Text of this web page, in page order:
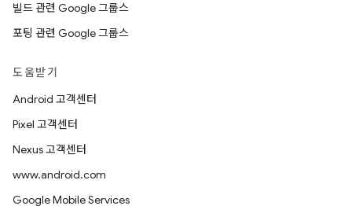
빌드 관련 Google 그룹스
포팅 관련 Google 그룹스
도움받기
Android 고객센터
Pixel 고객센터
Nexus 고객센터
www.android.com
Google Mobile Services